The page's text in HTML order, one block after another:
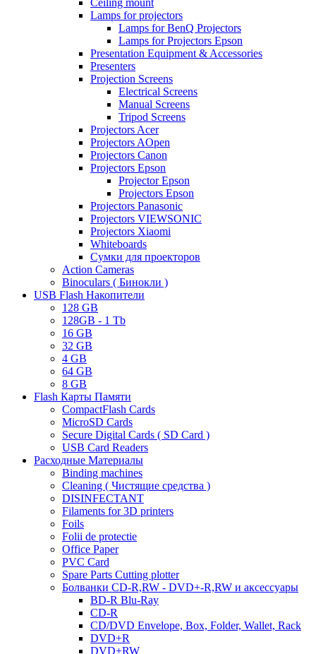
Ceiling mount
Lamps for projectors
Lamps for BenQ Projectors
Lamps for Projectors Epson
Presentation Equipment & Accessories
Presenters
Projection Screens
Electrical Screens
Manual Screens
Tripod Screens
Projectors Acer
Projectors AOpen
Projectors Canon
Projectors Epson
Projector Epson
Projectors Epson
Projectors Panasonic
Projectors VIEWSONIC
Projectors Xiaomi
Whiteboards
Сумки для проекторов
Action Cameras
Binoculars ( Бинокли )
USB Flash Накопители
128 GB
128GB - 1 Tb
16 GB
32 GB
4 GB
64 GB
8 GB
Flash Карты Памяти
CompactFlash Cards
MicroSD Cards
Secure Digital Cards ( SD Card )
USB Card Readers
Расходные Материалы
Binding machines
Cleaning ( Чистящие средства )
DISINFECTANT
Filaments for 3D printers
Foils
Folii de protectie
Office Paper
PVC Card
Spare Parts Cutting plotter
Болванки CD-R,RW - DVD+-R,RW и аксессуары
BD-R Blu-Ray
CD-R
CD/DVD Envelope, Box, Folder, Wallet, Rack
DVD+R
DVD+RW